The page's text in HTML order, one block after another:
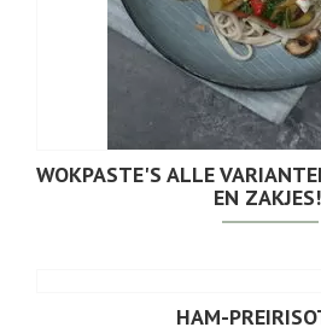
WOKPASTE'S ALLE
EN ZAKJES!
HAM-